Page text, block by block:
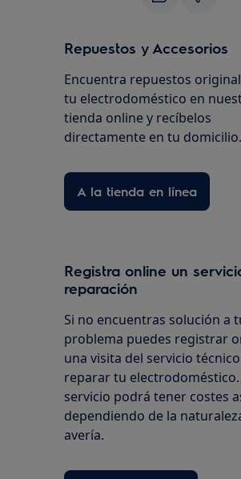
Repuestos y Accesorios
Encuentra repuestos
tu electrodoméstico en
tienda online y recíbelos
directamente en tu domicilio.
A la tienda en línea
Registra online un
reparación
Si no encuentras solución a
problema puedes registrar
una visita del servicio
reparar tu electrodoméstico.
servicio podrá tener costes
dependiendo de la
avería.